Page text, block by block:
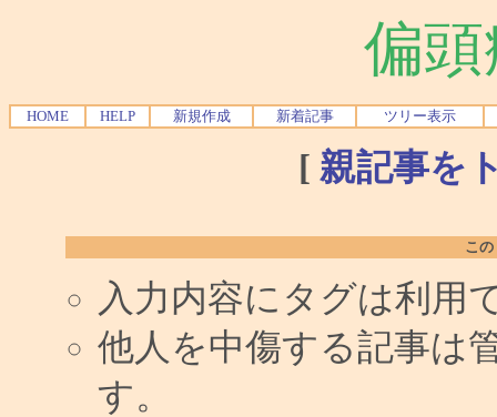
偏
HOME HELP 新規作成 新着記事 ツリー表示
[ 親記事を
こ
入力内容にタグは利用
他人を中傷する記事は
す。